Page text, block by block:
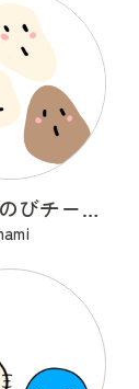
ナンた・のびチー・ショコナン